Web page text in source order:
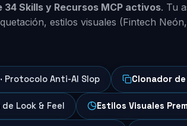
34 Skills y Recursos MCP activos. Tu
estilos visuales (Fintech
· Protocolo Anti-AI Slop Clonador
Look & Feel Estilos Visuales